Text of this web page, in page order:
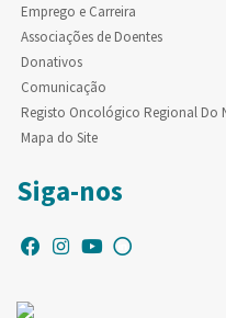
Emprego e Carreira
Associações de Doentes
Donativos
Comunicação
Registo Oncológico Regional Do
Mapa do Site
Siga-nos